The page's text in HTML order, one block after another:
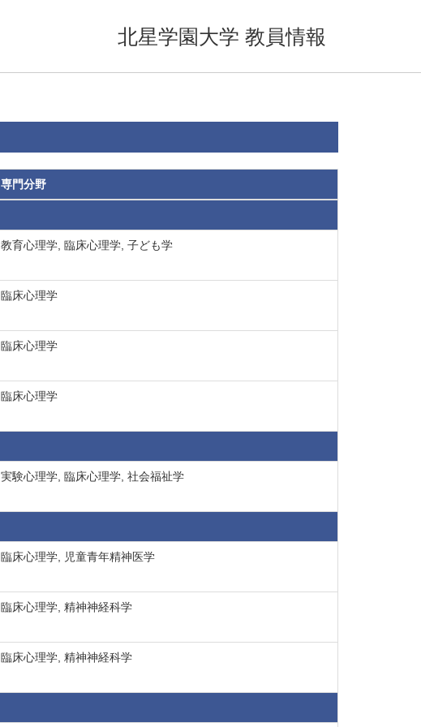
北星学園大学 教員情報
専門分野
教育心理学, 臨床心理学, 子ども学
臨床心理学
臨床心理学
臨床心理学
実験心理学, 臨床心理学, 社会福祉学
臨床心理学, 児童青年精神医学
臨床心理学, 精神神経科学
臨床心理学, 精神神経科学